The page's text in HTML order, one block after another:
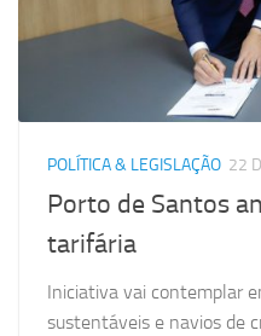
POLÍTICA & LEGISLAÇÃO 22
Porto de Santos
tarifária
Iniciativa vai contemplar
sustentáveis e navios de